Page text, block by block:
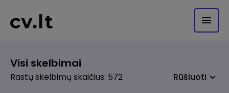
Visi skelbimai
Rastų skelbimų skaičius: 572 Rūšiuoti